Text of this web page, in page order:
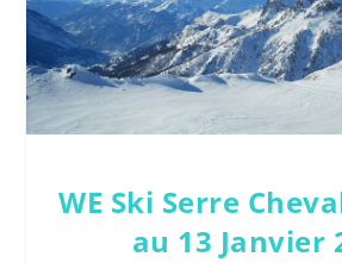
WE Ski Serre
au 13 Janvier